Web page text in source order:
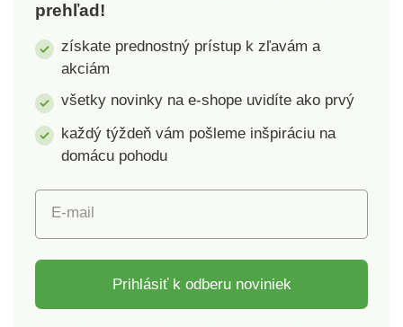
prehľad!
získate prednostný prístup k zľavám a
akciám
všetky novinky na e-shope uvidíte ako prvý
každý týždeň vám pošleme inšpiráciu na
domácu pohodu
E-mail
Prihlásiť k odberu noviniek